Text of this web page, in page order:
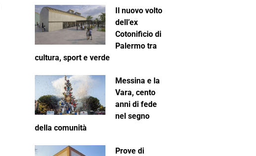
Il nuovo volto
dell’ex
Cotonificio di
Palermo tra
cultura, sport e verde
Messina e la
Vara, cento
anni di fede
nel segno
della comunità
Prove di